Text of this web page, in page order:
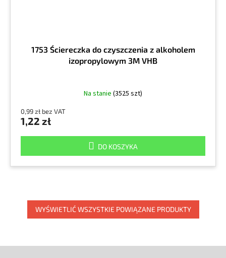
1753 Ściereczka do czyszczenia z alkoholem
izopropylowym 3M VHB
Na stanie (3525 szt)
0,99 zł bez VAT
1,22 zł
DO KOSZYKA
WYŚWIETLIĆ WSZYSTKIE POWIĄZANE PRODUKTY